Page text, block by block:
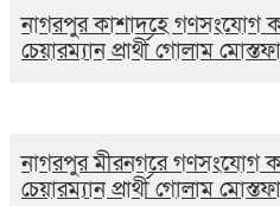
নাগরপুর কাশাদহে গণসংযোগ
চেয়ারম্যান প্রার্থী গোলাম
নাগরপুর মীরনগরে গণসংযোগ
চেয়ারম্যান প্রার্থী গোলাম